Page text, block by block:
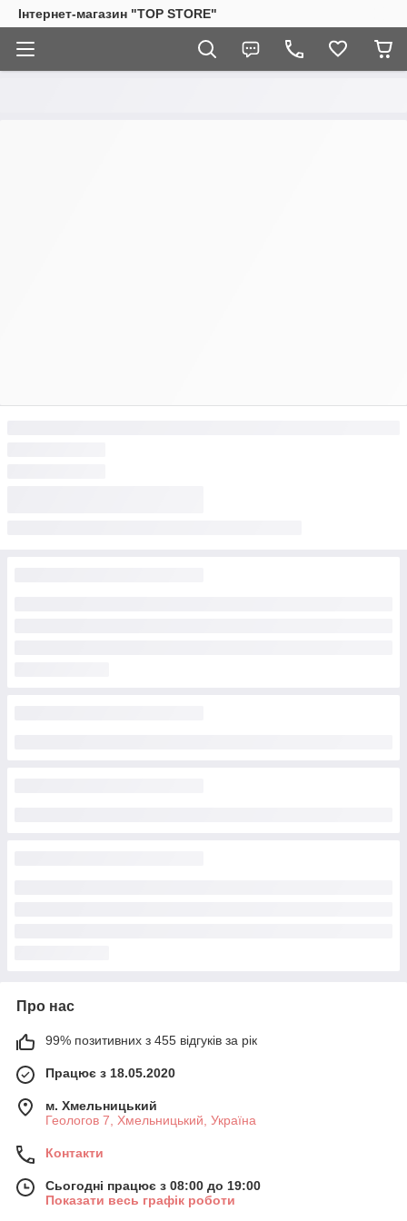
Інтернет-магазин "TOP STORE"
Про нас
99% позитивних з 455 відгуків за рік
Працює з 18.05.2020
м. Хмельницький
Геологов 7, Хмельницький, Україна
Контакти
Сьогодні працює з 08:00 до 19:00
Показати весь графік роботи